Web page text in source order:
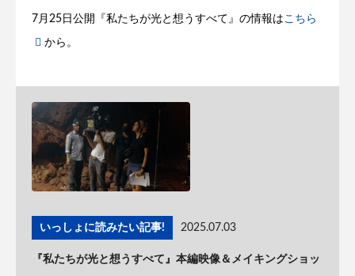
7月25日公開『私たちが光と想うすべて』の情報はこちら
から。
いっしょに読みたい記事! 2025.07.03
『私たちが光と想うすべて』本編映像＆メイキングショッ